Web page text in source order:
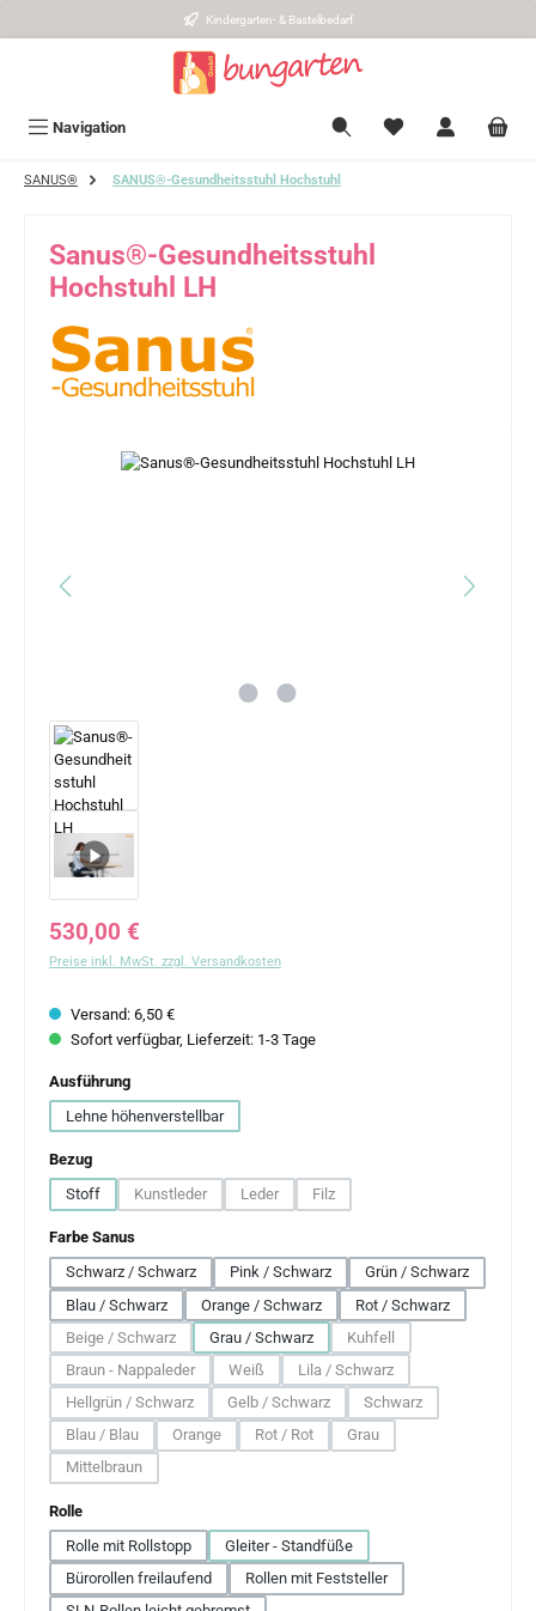
Kindergarten- & Bastelbedarf
Navigation
SANUS® SANUS®-Gesundheitsstuhl Hochstuhl
Sanus®-Gesundheitsstuhl
Hochstuhl LH
Bildergalerie überspringen
Regulärer Preis:
530,00 €
Preise inkl. MwSt. zzgl. Versandkosten
Versand: 6,50 €
Sofort verfügbar, Lieferzeit: 1-3 Tage
Ausführungauswählen
Lehne höhenverstellbar
Bezugauswählen
Stoff
Kunstleder
(Diese Option ist zurzeit nicht verfügbar.)
Leder
(Diese Option ist zurzeit nicht verfügbar.)
Filz
(Diese Option ist zurzeit nicht
Farbe Sanusauswählen
Schwarz / Schwarz
Pink / Schwarz
Grün / Schwarz
Blau / Schwarz
Orange / Schwarz
Rot / Schwarz
Beige / Schwarz
(Diese Option ist zurzeit nicht verfügbar.)
Grau / Schwarz Kuhfell
(Diese Option ist zurzeit
Braun - Nappaleder
(Diese Option ist zurzeit nicht verfügbar.)
Weiß
(Diese Option ist zurzeit nicht verfügbar.)
Lila / Schwarz
(Diese Option ist zurzeit nicht
Hellgrün / Schwarz
(Diese Option ist zurzeit nicht verfügbar.)
Gelb / Schwarz
(Diese Option ist zurzeit nicht verfügbar.)
Schwarz
(Diese Option ist
Blau / Blau
(Diese Option ist zurzeit nicht verfügbar.)
Orange
(Diese Option ist zurzeit nicht verfügbar.)
Rot / Rot
(Diese Option ist zurzeit nicht verfügbar.)
Grau
(Diese Option ist zurzeit
Mittelbraun
(Diese Option ist zurzeit nicht verfügbar.)
Rolleauswählen
Rolle mit Rollstopp
Gleiter - Standfüße
Bürorollen freilaufend
Rollen mit Feststeller